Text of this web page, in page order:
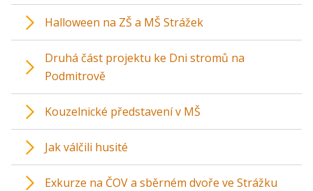
Halloween na ZŠ a MŠ Strážek
Druhá část projektu ke Dni stromů na
Podmitrově
Kouzelnické představení v MŠ
Jak válčili husité
Exkurze na ČOV a sběrném dvoře ve Strážku